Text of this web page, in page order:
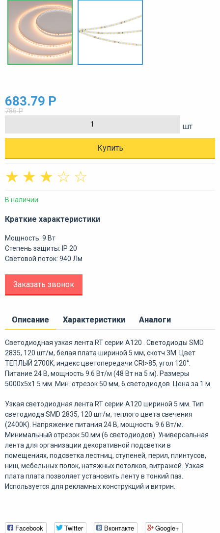
683.79 Р
786 Р
шт
Купить
☆
☆
☆
☆
☆
В наличии
Краткие характеристики
Мощность: 9 Вт
Степень защиты: IP 20
Световой поток: 940 Лм
Заказать звонок
Описание Характеристики Аналоги
Светодиодная узкая лента RT серии A120 . Светодиоды SMD
2835, 120 шт/м, белая плата шириной 5 мм, скотч 3M. Цвет
ТЕПЛЫЙ 2700K, индекс цветопередачи CRI>85, угол 120°.
Питание 24 В, мощность 9.6 Вт/м (48 Вт на 5 м). Размеры
5000x5x1.5 мм. Мин. отрезок 50 мм, 6 светодиодов. Цена за 1 м.
Узкая светодиодная лента RT серии A120 шириной 5 мм. Тип
светодиода SMD 2835, 120 шт/м, теплого цвета свечения
(2400K). Напряжение питания 24 В, мощность 9.6 Вт/м.
Минимальный отрезок 50 мм (6 светодиодов). Универсальная
лента для организации декоративной подсветки в
помещениях, подсветка лестниц, ступеней, перил, плинтусов,
ниш, мебельных полок, натяжных потолков, витражей. Узкая
плата плата позволяет установить ленту в тонкий паз.
Используется для рекламных конструкций и витрин.
Facebook Twitter Вконтакте Google+